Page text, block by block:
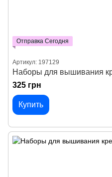
Отправка Сегодня
Артикул: 197129
Наборы для вышивания
325 грн
Купить